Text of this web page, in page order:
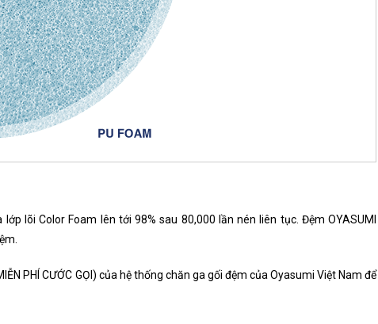
lõi Color Foam lên tới 98% sau 80,000 lần nén liên tục. Đệm OYASUMI
PHÍ CƯỚC GỌI) của hệ thống chăn ga gối đệm của Oyasumi Việt Nam để